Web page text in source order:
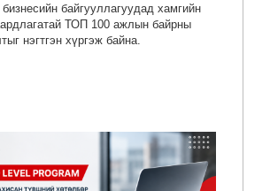
байгууллагуудад хамгийн
ТОП 100 ажлын байрны
нэгтгэн хүргэж байна.